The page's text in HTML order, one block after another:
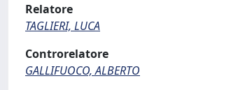
Relatore
TAGLIERI, LUCA
Controrelatore
GALLIFUOCO, ALBERTO